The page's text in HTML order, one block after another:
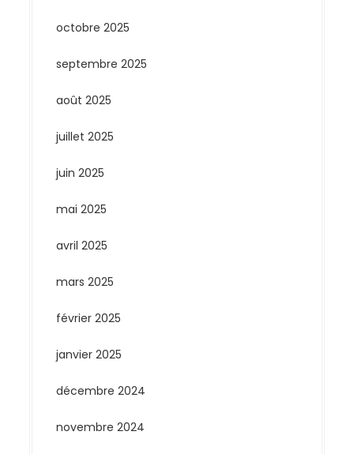
octobre 2025
septembre 2025
août 2025
juillet 2025
juin 2025
mai 2025
avril 2025
mars 2025
février 2025
janvier 2025
décembre 2024
novembre 2024